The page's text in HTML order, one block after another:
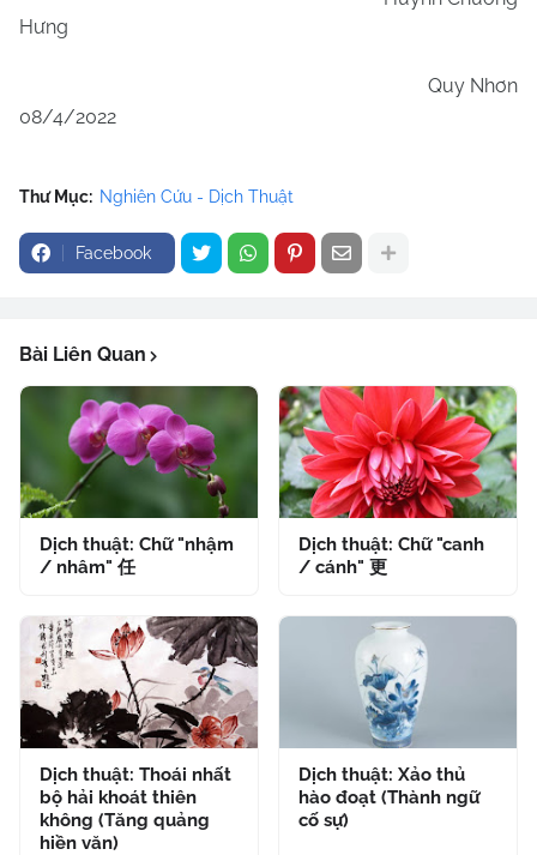
Hưng
Quy Nhơn
08/4/2022
Thư Mục: Nghiên Cứu - Dịch Thuật
Facebook
Bài Liên Quan
Dịch thuật: Chữ "nhậm
/ nhâm" 任
Dịch thuật: Chữ "canh
/ cánh" 更
Dịch thuật: Thoái nhất
bộ hải khoát thiên
không (Tăng quảng
hiền văn)
Dịch thuật: Xảo thủ
hào đoạt (Thành ngữ
cố sự)